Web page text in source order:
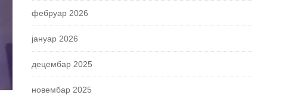
фебруар 2026
јануар 2026
децембар 2025
новембар 2025